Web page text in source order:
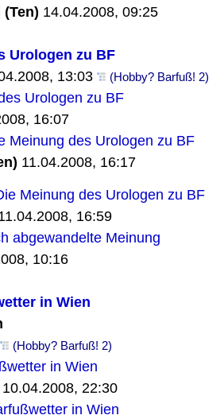
(Ten) 14.04.2008, 09:25
Urologen zu BF
13:03 (Hobby? Barfuß! 2)
Urologen zu BF
16:07
Meinung des Urologen zu BF
11.04.2008, 16:17
Meinung des Urologen zu BF
16:59
abgewandelte Meinung
10:16
in Wien
(Hobby? Barfuß! 2)
in Wien
10.04.2008, 22:30
in Wien